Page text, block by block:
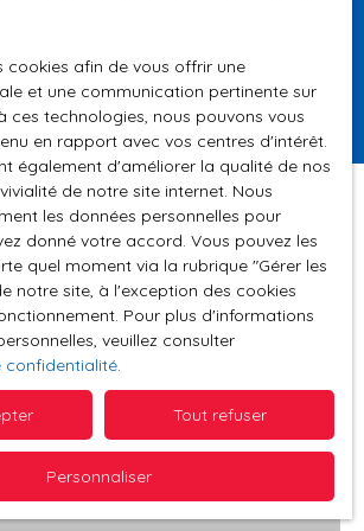
Rechercher
Créer une alerte
cookies afin de vous offrir une
et une communication pertinente sur
ces technologies, nous pouvons vous
en rapport avec vos centres d'intérêt.
également d'améliorer la qualité de nos
de notre site internet. Nous
les données personnelles pour
donné votre accord. Vous pouvez les
quel moment via la rubrique ″Gérer les
notre site, à l'exception des cookies
Pour plus d'informations
veuillez consulter
confidentialité.
Tout refuser
Personnaliser